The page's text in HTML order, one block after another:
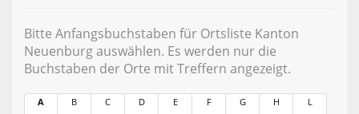
Bitte Anfangsbuchstaben für Ortsliste Kanton
Neuenburg auswählen. Es werden nur die
Buchstaben der Orte mit Treffern angezeigt.
A B C D E F G H L